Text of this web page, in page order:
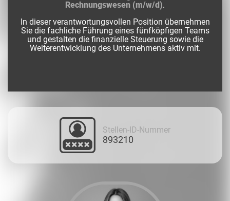
Rechnungswesen (m/w/d).
In dieser verantwortungsvollen Position übernehmen
Sie die fachliche Führung eines fünfköpfigen Teams
und gestalten die finanzielle Steuerung sowie die
Weiterentwicklung des Unternehmens aktiv mit.
Stellen-ID-Nummer
893210